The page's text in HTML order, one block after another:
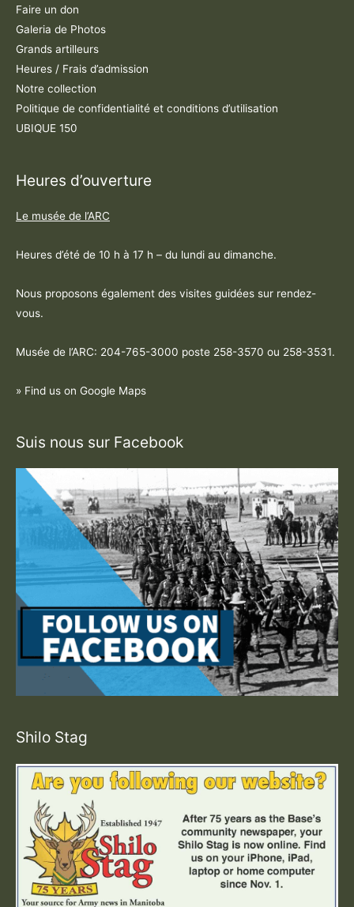
Faire un don
Galeria de Photos
Grands artilleurs
Heures / Frais d’admission
Notre collection
Politique de confidentialité et conditions d’utilisation
UBIQUE 150
Heures d’ouverture
Le musée de l’ARC
Heures d’été de 10 h à 17 h – du lundi au dimanche.
Nous proposons également des visites guidées sur rendez-
vous.
Musée de l’ARC: 204-765-3000 poste 258-3570 ou 258-3531.
» Find us on Google Maps
Suis nous sur Facebook
Shilo Stag